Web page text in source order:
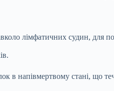
лімфатичних судин, для
в напівмертвому стані, що